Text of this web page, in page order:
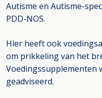
Autisme en Autisme-
PDD-NOS.
Hier heeft ook
om prikkeling van het
Voedingssupplementen
geadviseerd.